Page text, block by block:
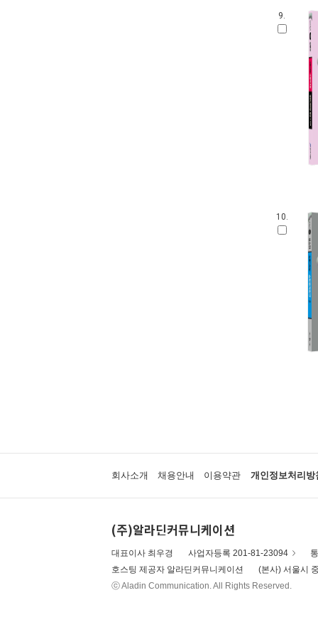
9.
10.
회사소개 채용안내 이용약관 개인정보처리방
(주)알라딘커뮤니케이션
대표이사 최우경 사업자등록 201-81-23094
호스팅 제공자 알라딘커뮤니케이션
(본사) 서울시
ⓒ Aladin Communication. All Rights Reserved.